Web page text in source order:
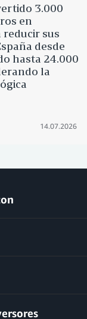
3.000
en
reducir sus
desde
hasta 24.000
la
14.07.2026